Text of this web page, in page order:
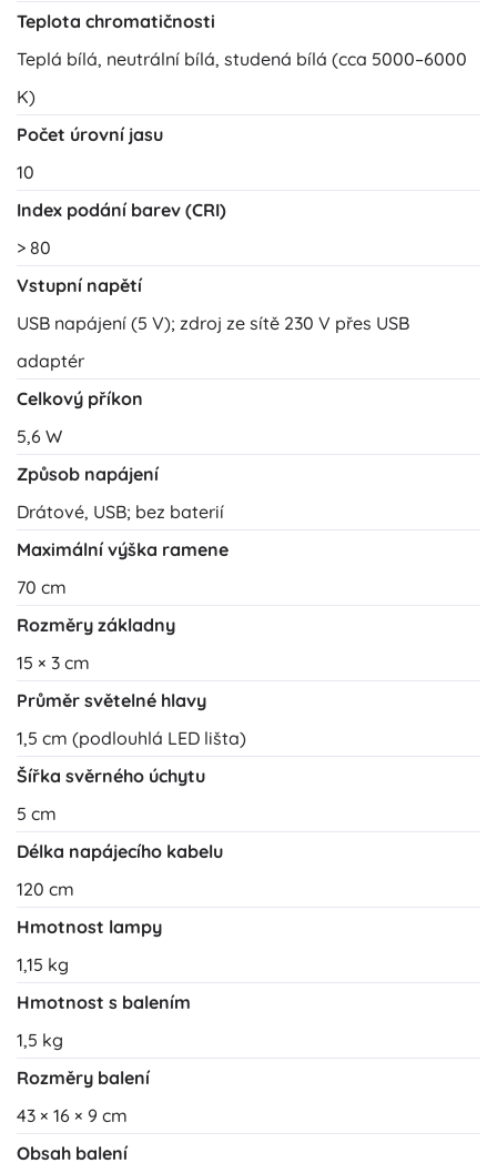
Teplota chromatičnosti
Teplá bílá, neutrální bílá, studená bílá (cca 5000–6000
K)
Počet úrovní jasu
10
Index podání barev (CRI)
> 80
Vstupní napětí
USB napájení (5 V); zdroj ze sítě 230 V přes USB
adaptér
Celkový příkon
5,6 W
Způsob napájení
Drátové, USB; bez baterií
Maximální výška ramene
70 cm
Rozměry základny
15 × 3 cm
Průměr světelné hlavy
1,5 cm (podlouhlá LED lišta)
Šířka svěrného úchytu
5 cm
Délka napájecího kabelu
120 cm
Hmotnost lampy
1,15 kg
Hmotnost s balením
1,5 kg
Rozměry balení
43 × 16 × 9 cm
Obsah balení